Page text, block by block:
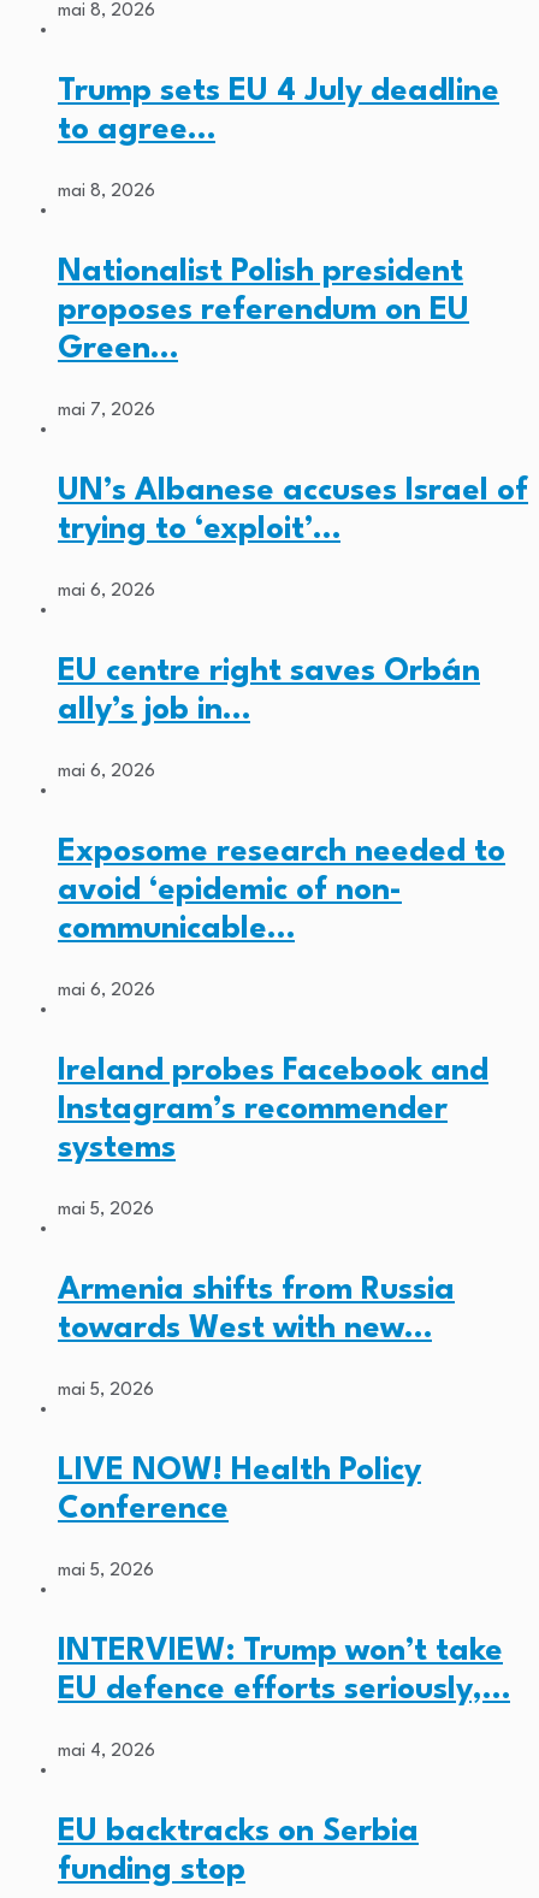
mai 8, 2026
Trump sets EU 4 July deadline
to agree…
mai 8, 2026
Nationalist Polish president
proposes referendum on EU
Green…
mai 7, 2026
UN’s Albanese accuses Israel of
trying to ‘exploit’…
mai 6, 2026
EU centre right saves Orbán
ally’s job in…
mai 6, 2026
Exposome research needed to
avoid ‘epidemic of non-
communicable…
mai 6, 2026
Ireland probes Facebook and
Instagram’s recommender
systems
mai 5, 2026
Armenia shifts from Russia
towards West with new…
mai 5, 2026
LIVE NOW! Health Policy
Conference
mai 5, 2026
INTERVIEW: Trump won’t take
EU defence efforts seriously,…
mai 4, 2026
EU backtracks on Serbia
funding stop